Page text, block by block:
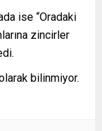
ise “Oradaki
zincirler
bilinmiyor.